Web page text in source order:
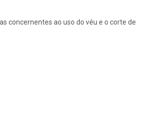
concernentes ao uso do véu e o corte de